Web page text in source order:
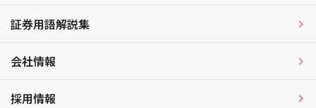
証券用語解説集
会社情報
採用情報